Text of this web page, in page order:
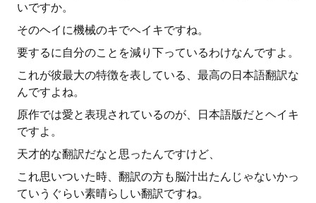
いですか。
そのヘイに機械のキでヘイキですね。
要するに自分のことを減り下っているわけなんですよ。
これが彼最大の特徴を表している、最高の日本語翻訳な
んですよね。
原作では愛と表現されているのが、日本語版だとヘイキ
ですよ。
天才的な翻訳だなと思ったんですけど、
これ思いついた時、翻訳の方も脳汁出たんじゃないかっ
ていうぐらい素晴らしい翻訳ですね。